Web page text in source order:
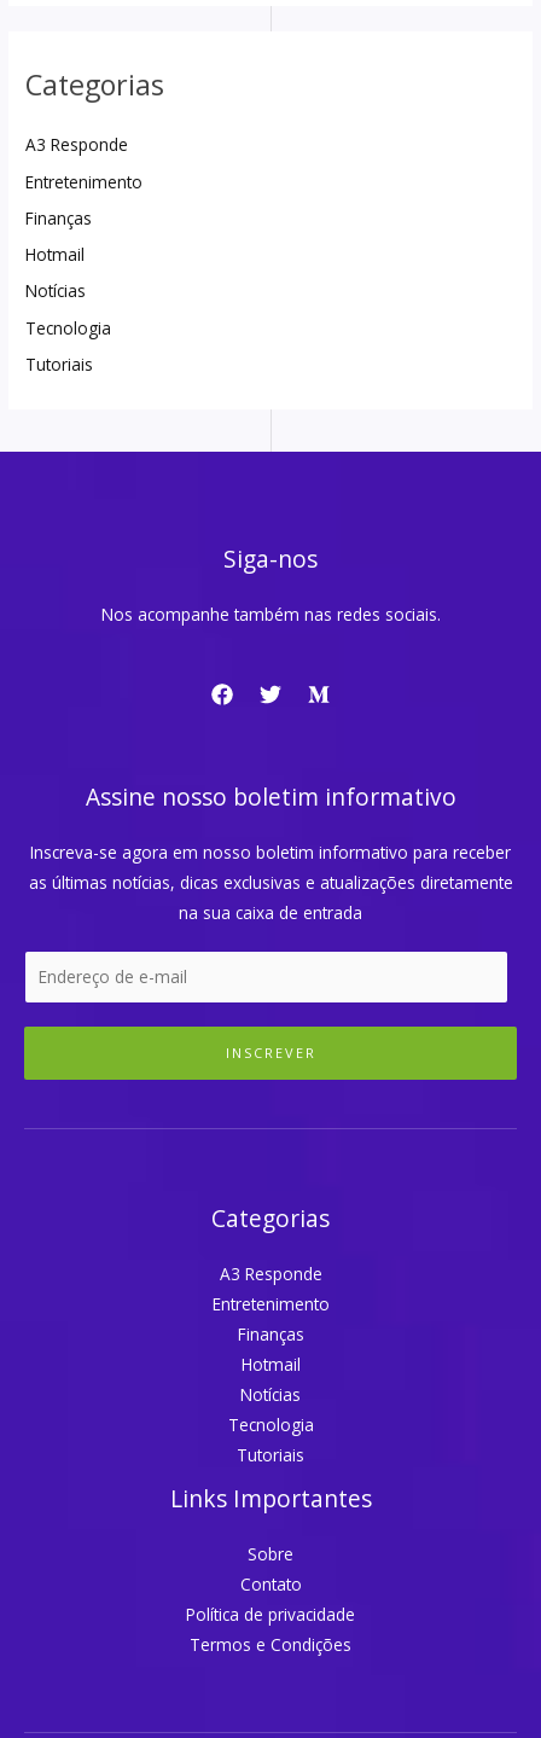
Categorias
A3 Responde
Entretenimento
Finanças
Hotmail
Notícias
Tecnologia
Tutoriais
Siga-nos
Nos acompanhe também nas redes sociais.
Assine nosso boletim informativo
Inscreva-se agora em nosso boletim informativo para receber
as últimas notícias, dicas exclusivas e atualizações diretamente
na sua caixa de entrada
INSCREVER
Categorias
A3 Responde
Entretenimento
Finanças
Hotmail
Notícias
Tecnologia
Tutoriais
Links Importantes
Sobre
Contato
Política de privacidade
Termos e Condições